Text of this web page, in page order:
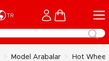
TR Cart
> Model Arabalar > Hot